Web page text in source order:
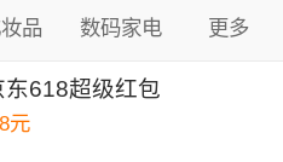
品 数码家电 更多
东618超级红包
元